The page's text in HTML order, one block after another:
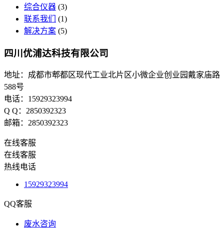
综合仪器 (3)
联系我们
(1)
解决方案 (5)
四川优浦达科技有限公司
地址：成都市郫都区现代工业北片区小微企业创业园戴家庙路
588号
电话：15929323994
Q Q：2850392323
邮箱：2850392323
在线客服
在线客服
热线电话
15929323994
QQ客服
废水咨询